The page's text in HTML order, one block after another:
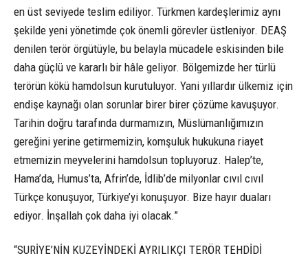
en üst seviyede teslim ediliyor. Türkmen kardeşlerimiz aynı
şekilde yeni yönetimde çok önemli görevler üstleniyor. DEAŞ
denilen terör örgütüyle, bu belayla mücadele eskisinden bile
daha güçlü ve kararlı bir hâle geliyor. Bölgemizde her türlü
terörün kökü hamdolsun kurutuluyor. Yani yıllardır ülkemiz için
endişe kaynağı olan sorunlar birer birer çözüme kavuşuyor.
Tarihin doğru tarafında durmamızın, Müslümanlığımızın
gereğini yerine getirmemizin, komşuluk hukukuna riayet
etmemizin meyvelerini hamdolsun topluyoruz. Halep’te,
Hama’da, Humus’ta, Afrin’de, İdlib’de milyonlar cıvıl cıvıl
Türkçe konuşuyor, Türkiye’yi konuşuyor. Bize hayır duaları
ediyor. İnşallah çok daha iyi olacak.”
“SURİYE’NİN KUZEYİNDEKİ AYRILIKÇI TERÖR TEHDİDİ